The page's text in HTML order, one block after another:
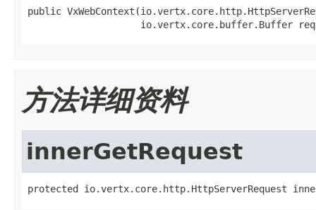
public
io.vertx.core.buffer.Buffer
方法详细资料
innerGetRequest
protected io.vertx.core.http.HttpServerRequest